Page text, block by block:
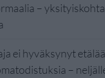
–
ei hyväksynyt
–